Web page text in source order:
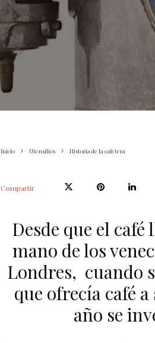
Inicio Utensilios Historia de la cafetera
Compartir
Desde que el café
mano de los
Londres, cuando
que ofrecía café
año se